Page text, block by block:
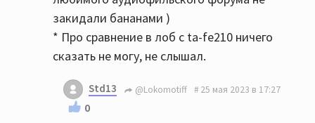
закидали бананами )
* Про сравнение в лоб с ta-fe210 ничего
сказать не могу, не слышал.
Std13 @Lokomotiff 25 мая 2023 в 17:27
0